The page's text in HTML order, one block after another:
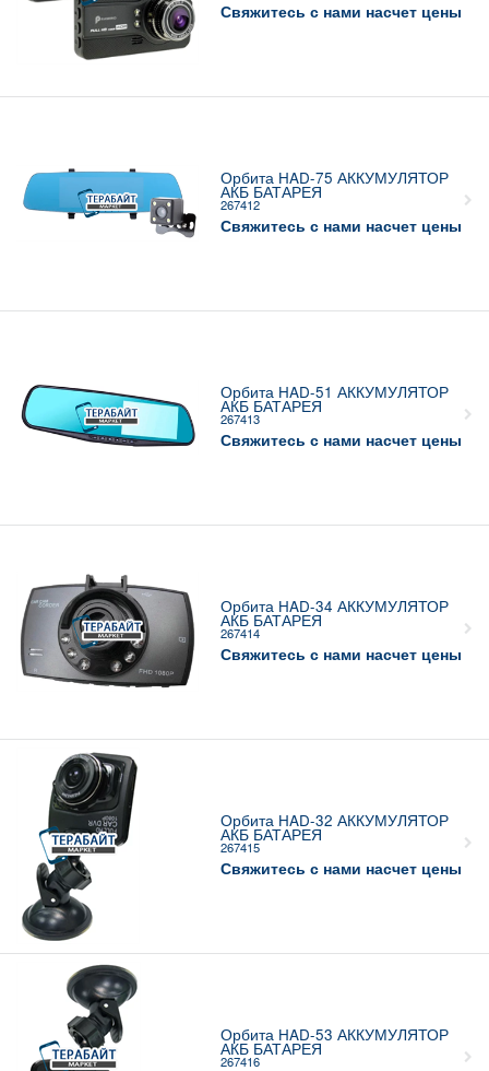
Свяжитесь с нами насчет цены
Орбита HAD-75 АККУМУЛЯТОР
АКБ БАТАРЕЯ
267412
Свяжитесь с нами насчет цены
Орбита HAD-51 АККУМУЛЯТОР
АКБ БАТАРЕЯ
267413
Свяжитесь с нами насчет цены
Орбита HAD-34 АККУМУЛЯТОР
АКБ БАТАРЕЯ
267414
Свяжитесь с нами насчет цены
Орбита HAD-32 АККУМУЛЯТОР
АКБ БАТАРЕЯ
267415
Свяжитесь с нами насчет цены
Орбита HAD-53 АККУМУЛЯТОР
АКБ БАТАРЕЯ
267416